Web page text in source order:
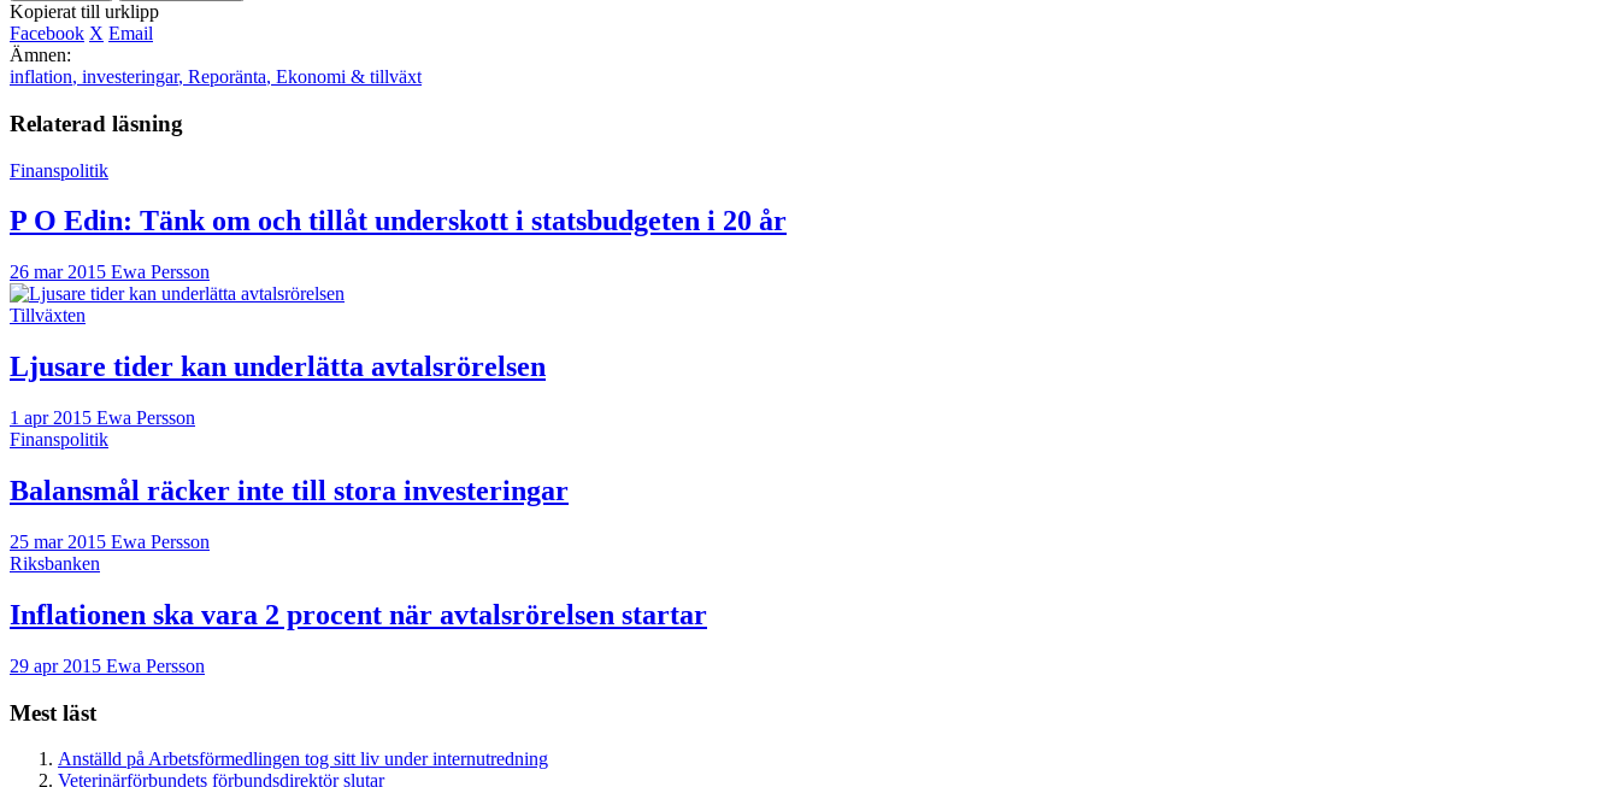
Kopierat till urklipp
Facebook X Email
Ämnen:
inflation, investeringar, Reporänta, Ekonomi & tillväxt
Relaterad läsning
Finanspolitik
P O Edin: Tänk om och tillåt underskott i statsbudgeten i 20 år
26 mar 2015 Ewa Persson
Tillväxten
Ljusare tider kan underlätta avtalsrörelsen
1 apr 2015 Ewa Persson
Finanspolitik
Balansmål räcker inte till stora investeringar
25 mar 2015 Ewa Persson
Riksbanken
Inflationen ska vara 2 procent när avtalsrörelsen startar
29 apr 2015 Ewa Persson
Mest läst
Anställd på Arbetsförmedlingen tog sitt liv under internutredning
Veterinärförbundets förbundsdirektör slutar